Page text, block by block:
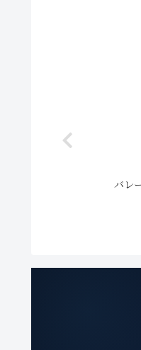
バレ